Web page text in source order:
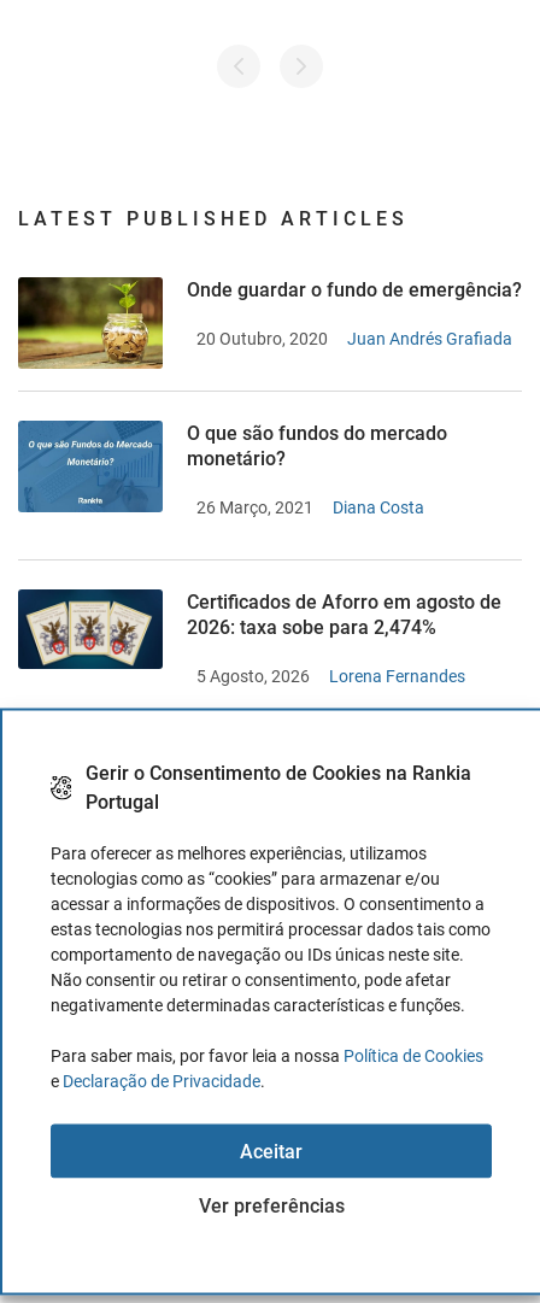
Gerir o Consentimento de Cookies na Rankia
Portugal
Para oferecer as melhores experiências, utilizamos
tecnologias como as “cookies” para armazenar e/ou
acessar a informações de dispositivos. O consentimento a
estas tecnologias nos permitirá processar dados tais como
comportamento de navegação ou IDs únicas neste site.
Não consentir ou retirar o consentimento, pode afetar
negativamente determinadas características e funções.
Para saber mais, por favor leia a nossa Política de Cookies
e Declaração de Privacidade.
Aceitar
Ver preferências
LATEST PUBLISHED ARTICLES
Onde guardar o fundo de emergência?
20 Outubro, 2020 Juan Andrés Grafiada
O que são fundos do mercado
monetário?
26 Março, 2021 Diana Costa
Certificados de Aforro em agosto de
2026: taxa sobe para 2,474%
5 Agosto, 2026 Lorena Fernandes
Novas regras do crédito à habitação
4 Agosto, 2026 Lorena Fernandes
TOP AUTHORS
417 articles
Jose V. Gascó